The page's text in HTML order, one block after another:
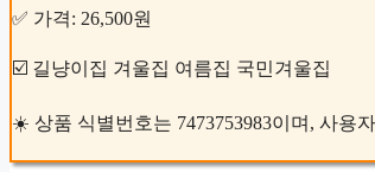
✅ 가격: 26,500원
☑️ 길냥이집 겨울집 여름집 국민겨울집
☀️ 상품 식별번호는 7473753983이며, 사용